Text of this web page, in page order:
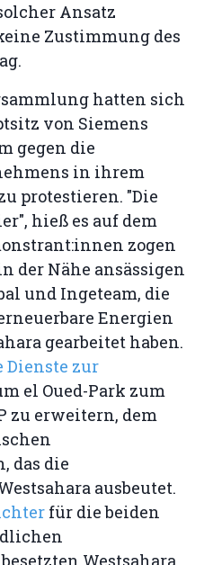
Ansatz
Zustimmung des
hatten sich
von Siemens
gegen die
in ihrem
protestieren. "Die
hieß es auf dem
zogen
der Nähe ansässigen
und Ingeteam, die
Energien
gearbeitet haben.
Dienste zur
el Oued-Park zum
zu erweitern, dem
das die
ausbeutet.
für die beiden
Westsahara